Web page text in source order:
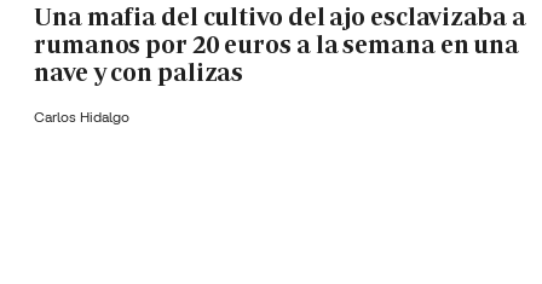
Una mafia del cultivo del ajo esclavizaba a
rumanos por 20 euros a la semana en una
nave y con palizas
Carlos Hidalgo